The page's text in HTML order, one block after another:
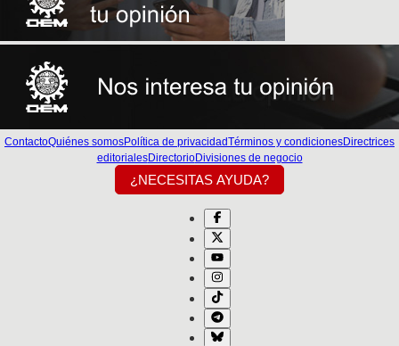
ContactoQuiénes somosPolítica de privacidadTérminos y condicionesDirectrices
editorialesDirectorioDivisiones de negocio
¿NECESITAS AYUDA?